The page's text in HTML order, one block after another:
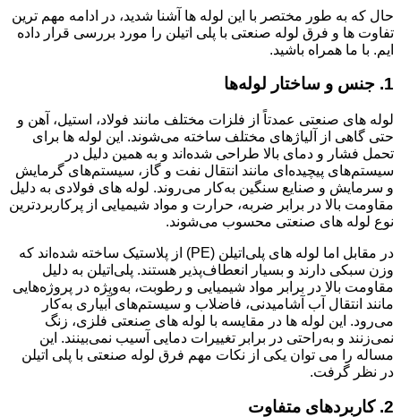
حال که به طور مختصر با این لوله ها آشنا شدید، در ادامه مهم ترین
تفاوت ها و فرق لوله صنعتی با پلی اتیلن را مورد بررسی قرار داده
ایم. با ما همراه باشید.
1. جنس و ساختار لوله‌ها
لوله های صنعتی عمدتاً از فلزات مختلف مانند فولاد، استیل، آهن و
حتی گاهی از آلیاژهای مختلف ساخته می‌شوند. این لوله ها برای
تحمل فشار و دمای بالا طراحی شده‌اند و به همین دلیل در
سیستم‌های پیچیده‌ای مانند انتقال نفت و گاز، سیستم‌های گرمایش
و سرمایش و صنایع سنگین به‌کار می‌روند. لوله های فولادی به دلیل
مقاومت بالا در برابر ضربه، حرارت و مواد شیمیایی از پرکاربردترین
نوع لوله های صنعتی محسوب می‌شوند.
در مقابل اما لوله های پلی‌اتیلن (PE) از پلاستیک ساخته شده‌اند که
وزن سبکی دارند و بسیار انعطاف‌پذیر هستند. پلی‌اتیلن به دلیل
مقاومت بالا در برابر مواد شیمیایی و رطوبت، به‌ویژه در پروژه‌هایی
مانند انتقال آب آشامیدنی، فاضلاب و سیستم‌های آبیاری به‌کار
می‌رود. این لوله ها در مقایسه با لوله های صنعتی فلزی، زنگ
نمی‌زنند و به‌راحتی در برابر تغییرات دمایی آسیب نمی‌بینند. این
مساله را می توان یکی از نکات مهم فرق لوله صنعتی با پلی اتیلن
در نظر گرفت.
2. کاربردهای متفاوت